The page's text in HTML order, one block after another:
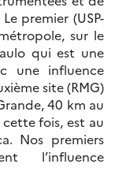
premier (USP-
sur le
qui est une
une influence
site (RMG)
40 km au
fois, est au
Nos premiers
l’influence